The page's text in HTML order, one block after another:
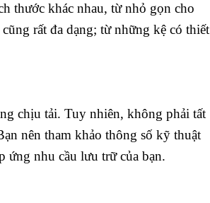
thước khác nhau, từ nhỏ gọn cho
rất đa dạng; từ những kệ có thiết
chịu tải. Tuy nhiên, không phải tất
nên tham khảo thông số kỹ thuật
ứng nhu cầu lưu trữ của bạn.